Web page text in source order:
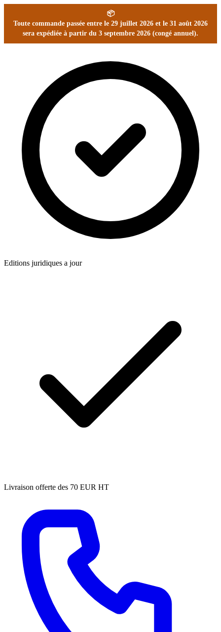
📦
Toute commande passée entre le 29 juillet 2026 et le 31 août 2026
sera expédiée à partir du 3 septembre 2026 (congé annuel).
Editions juridiques a jour
Livraison offerte des 70 EUR HT